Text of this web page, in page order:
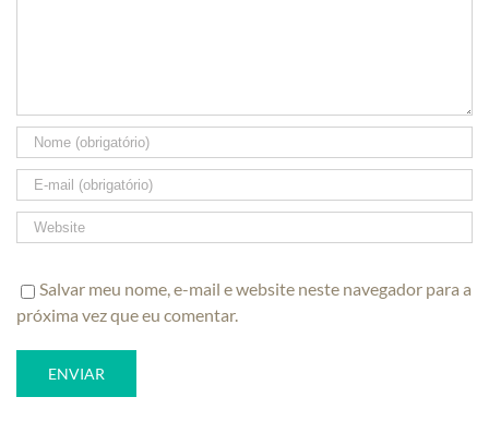
Salvar meu nome, e-mail e website neste navegador para a
próxima vez que eu comentar.